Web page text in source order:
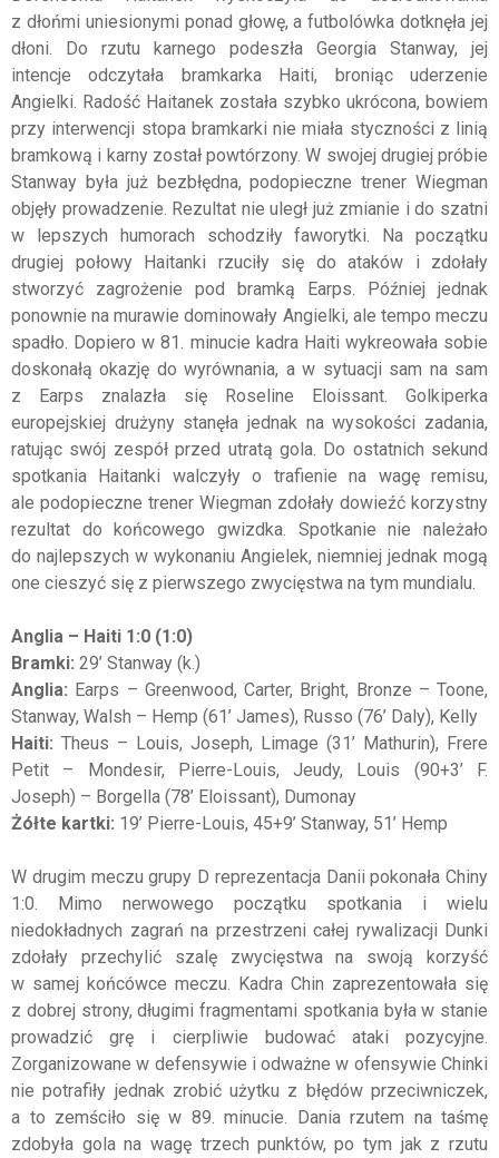
z dłońmi uniesionymi ponad głowę, a futbolówka dotknęła jej
dłoni. Do rzutu karnego podeszła Georgia Stanway, jej
intencje odczytała bramkarka Haiti, broniąc uderzenie
Angielki. Radość Haitanek została szybko ukrócona, bowiem
przy interwencji stopa bramkarki nie miała styczności z linią
bramkową i karny został powtórzony. W swojej drugiej próbie
Stanway była już bezbłędna, podopieczne trener Wiegman
objęły prowadzenie. Rezultat nie uległ już zmianie i do szatni
w lepszych humorach schodziły faworytki. Na początku
drugiej połowy Haitanki rzuciły się do ataków i zdołały
stworzyć zagrożenie pod bramką Earps. Później jednak
ponownie na murawie dominowały Angielki, ale tempo meczu
spadło. Dopiero w 81. minucie kadra Haiti wykreowała sobie
doskonałą okazję do wyrównania, a w sytuacji sam na sam
z Earps znalazła się Roseline Eloissant. Golkiperka
europejskiej drużyny stanęła jednak na wysokości zadania,
ratując swój zespół przed utratą gola. Do ostatnich sekund
spotkania Haitanki walczyły o trafienie na wagę remisu,
ale podopieczne trener Wiegman zdołały dowieźć korzystny
rezultat do końcowego gwizdka. Spotkanie nie należało
do najlepszych w wykonaniu Angielek, niemniej jednak mogą
one cieszyć się z pierwszego zwycięstwa na tym mundialu.
Anglia – Haiti 1:0 (1:0)
Bramki: 29’ Stanway (k.)
Anglia: Earps – Greenwood, Carter, Bright, Bronze – Toone,
Stanway, Walsh – Hemp (61’ James), Russo (76’ Daly), Kelly
Haiti: Theus – Louis, Joseph, Limage (31’ Mathurin), Frere
Petit – Mondesir, Pierre-Louis, Jeudy, Louis (90+3’ F.
Joseph) – Borgella (78’ Eloissant), Dumonay
Żółte kartki: 19’ Pierre-Louis, 45+9’ Stanway, 51’ Hemp
W drugim meczu grupy D reprezentacja Danii pokonała Chiny
1:0. Mimo nerwowego początku spotkania i wielu
niedokładnych zagrań na przestrzeni całej rywalizacji Dunki
zdołały przechylić szalę zwycięstwa na swoją korzyść
w samej końcówce meczu. Kadra Chin zaprezentowała się
z dobrej strony, długimi fragmentami spotkania była w stanie
prowadzić grę i cierpliwie budować ataki pozycyjne.
Zorganizowane w defensywie i odważne w ofensywie Chinki
nie potrafiły jednak zrobić użytku z błędów przeciwniczek,
a to zemściło się w 89. minucie. Dania rzutem na taśmę
zdobyła gola na wagę trzech punktów, po tym jak z rzutu